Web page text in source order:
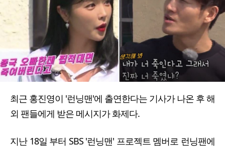
최근 홍진영이 '런닝맨'에 출연한다는 기사가 나온 후 해
외 팬들에게 받은 메시지가 화제다.
지난 18일 부터 SBS '런닝맨' 프로젝트 멤버로 런닝팬에